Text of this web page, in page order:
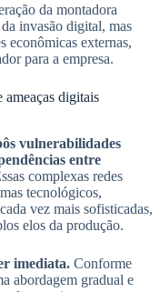
da montadora
invasão digital, mas
econômicas externas,
para a empresa.
ameaças digitais
vulnerabilidades
entre
complexas redes
tecnológicos,
vez mais sofisticadas,
elos da produção.
imediata. Conforme
abordagem gradual e